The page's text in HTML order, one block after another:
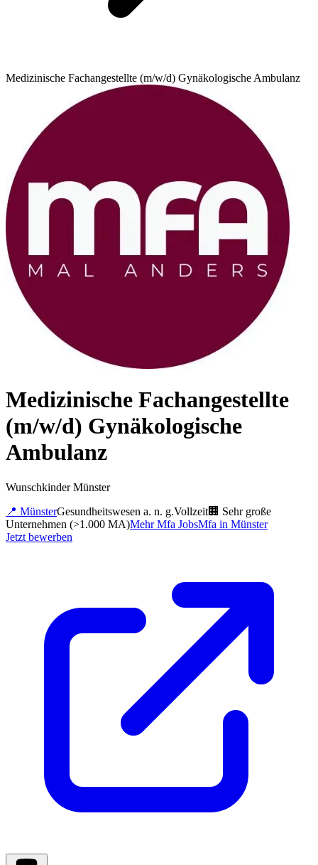
Medizinische Fachangestellte (m/w/d) Gynäkologische Ambulanz
Medizinische Fachangestellte
(m/w/d) Gynäkologische
Ambulanz
Wunschkinder Münster
📍 MünsterGesundheitswesen a. n. g.Vollzeit🏢 Sehr große
Unternehmen (>1.000 MA)MehrMfa JobsMfa in Münster
Jetzt bewerben